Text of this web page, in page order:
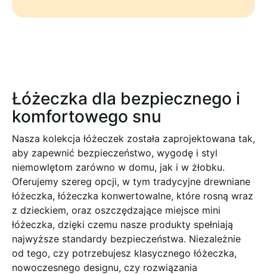
Łóżeczka dla bezpiecznego i
komfortowego snu
Nasza kolekcja łóżeczek została zaprojektowana tak,
aby zapewnić bezpieczeństwo, wygodę i styl
niemowlętom zarówno w domu, jak i w żłobku.
Oferujemy szereg opcji, w tym tradycyjne drewniane
łóżeczka, łóżeczka konwertowalne, które rosną wraz
z dzieckiem, oraz oszczędzające miejsce mini
łóżeczka, dzięki czemu nasze produkty spełniają
najwyższe standardy bezpieczeństwa. Niezależnie
od tego, czy potrzebujesz klasycznego łóżeczka,
nowoczesnego designu, czy rozwiązania